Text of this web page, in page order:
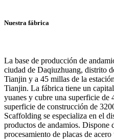
Nuestra fábrica
La base de producción de
ciudad de Daqiuzhuang, distrito
Tianjin y a 45 millas de la
Tianjin. La fábrica tiene un
yuanes y cubre una superficie de
superficie de construcción de
Scaffolding se especializa en el
productos de andamios. Dispone
procesamiento de placas de